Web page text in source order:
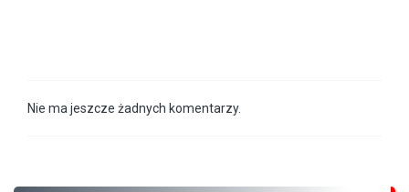
Nie ma jeszcze żadnych komentarzy.